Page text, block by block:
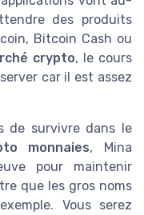
des produits
Bitcoin Cash ou
crypto, le cours
car il est assez
de survivre dans le
monnaies, Mina
pour maintenir
que les gros noms
Vous serez